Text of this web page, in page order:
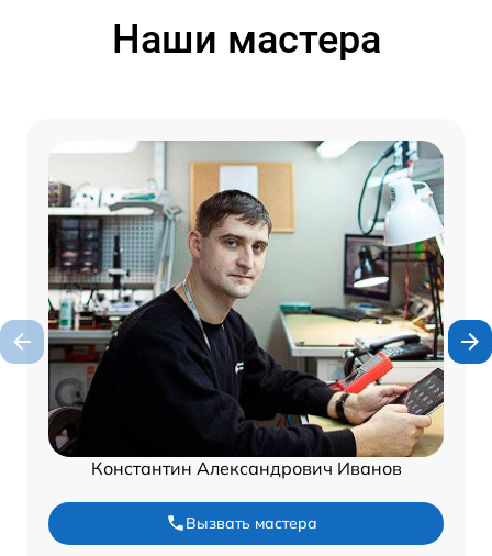
Наши мастера
Константин Александрович Иванов
Вызвать мастера